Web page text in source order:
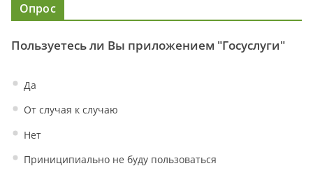
Опрос
Пользуетесь ли Вы приложением "Госуслуги"
Да
От случая к случаю
Нет
Приниципиально не буду пользоваться